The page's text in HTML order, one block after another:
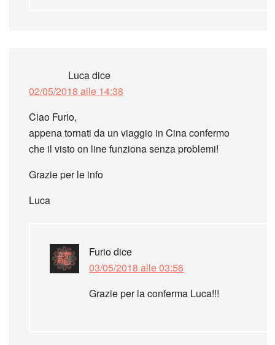
Lucadice
02/05/2018 alle 14:38
Ciao Furio,
appena tornati da un viaggio in Cina confermo
che il visto on line funziona senza problemi!
Grazie per le info
Luca
Furiodice
03/05/2018 alle 03:56
Grazie per la conferma Luca!!!